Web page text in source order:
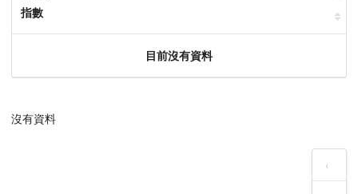
指數
目前沒有資料
沒有資料
‹